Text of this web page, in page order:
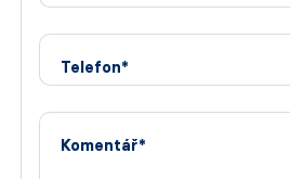
Telefon*
Komentář*